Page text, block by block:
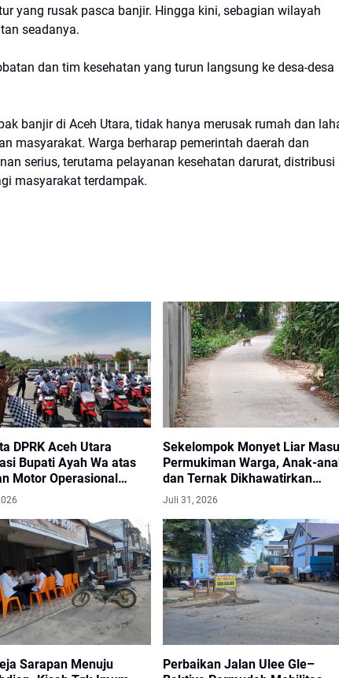
yang rusak pasca banjir. Hingga kini, sebagian wilayah
seadanya.
dan tim kesehatan yang turun langsung ke desa-desa
banjir di Aceh Utara, tidak hanya merusak rumah dan
masyarakat. Warga berharap pemerintah daerah dan
serius, terutama pelayanan kesehatan darurat, distribusi
masyarakat terdampak.
DPRK Aceh Utara
Bupati Ayah Wa atas
Motor Operasional
Imum Gampong
Sekelompok Monyet Liar
Permukiman Warga, Anak-
dan Ternak Dikhawatirkan
Terancam
Juli 31, 2026
Sarapan Menuju
Perbaikan Jalan Ulee Gle–